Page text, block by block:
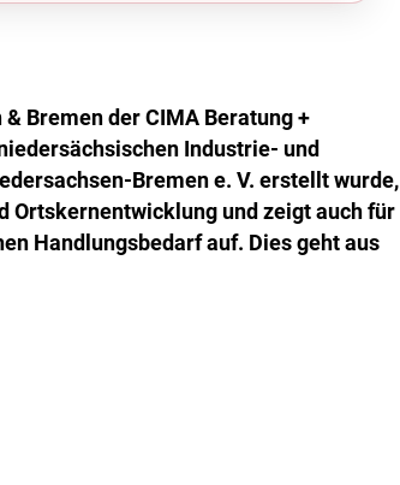
Bremen der CIMA Beratung +
Industrie- und
Bremen e. V. erstellt wurde,
Ortskernentwicklung und zeigt auch für
Handlungsbedarf auf. Dies geht aus